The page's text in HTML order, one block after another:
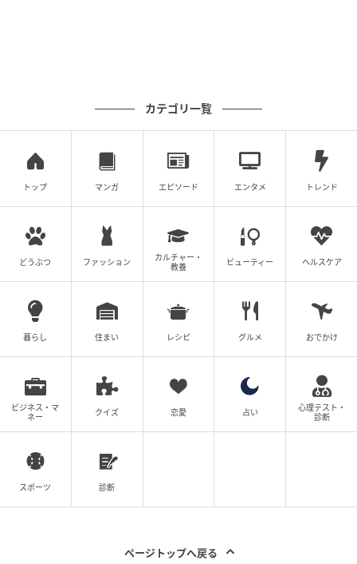
チメントは約2.3㎝の口径ボトル、大サイズのアタッチ
メントは約2.7㎝の口径ボトルに対応可能です。約2.5
㎝の口径ボトルはアタッチメント不要。
暮らしニスタ
ボトルの口のサイズに合わせ、必要があれば、アタッ
ントはポンプに直接取り付けてもOK！ちなみに今回の
食器用洗剤ボトルの口には小サイズがぴったり！
カテゴリ一覧
トップ マンガ エピソード エンタメ トレンド
どうぶつ ファッション
カルチャー・
教養
ビューティー ヘルスケア
暮らし 住まい レシピ グルメ おでかけ
ビジネス・マ
ネー
クイズ 恋愛 占い
心理テスト・
診断
スポーツ 診断
ページトップへ戻る